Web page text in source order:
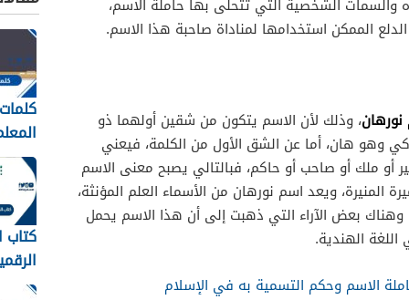
والسمات الشخصية التي تتحلى بها حاملة الاسم،
الممكن استخدامها لمناداة صاحبة هذا الاسم.
، وذلك لأن الاسم يتكون من شقين أولهما ذو
وهو هان، أما عن الشق الأول من الكلمة، فيعني
أو ملك أو صاحب أو حاكم، فبالتالي يصبح معنى الاسم
المنيرة، ويعد اسم نورهان من الأسماء العلم المؤنثة،
بعض الآراء التي ذهبت إلى أن هذا الاسم يحمل
الهندية.
الاسم وحكم التسمية به في الإسلام
1448
كتاب
متوسط